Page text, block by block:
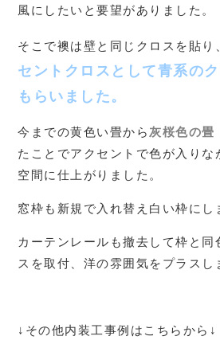
風にしたいと要望がありました。
そこで襖は壁と同じクロスを貼り
セントクロスとして青系の
もらいました。
今までの黄色い畳から 灰桜色の畳
たことでアクセントで色が入りな
空間に仕上がりました。
窓枠も新規で入れ替え白い枠にし
カーテンレールも撤去して枠と同
スを取付、洋の雰囲気をプラスし
↓その他内装工事例はこちらから↓